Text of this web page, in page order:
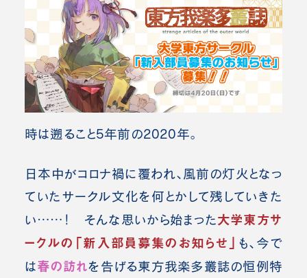
時は遡ること5年前の2020年。
日本中がコロナ禍に覆われ、風前の灯火となっ
ていたサークル文化を何とかして残していきた
い……！ そんな思いから始まった 大学東方サ
ークルの「新入部員募集のお知らせ」 も、今で
は春の訪れを告げる東方我楽多叢誌の恒例特